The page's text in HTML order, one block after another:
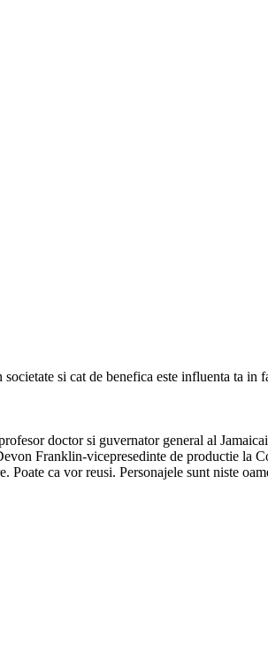
si cat de benefica este influenta ta
doctor si guvernator general al
Franklin-vicepresedinte de productie la
ca vor reusi. Personajele sunt niste